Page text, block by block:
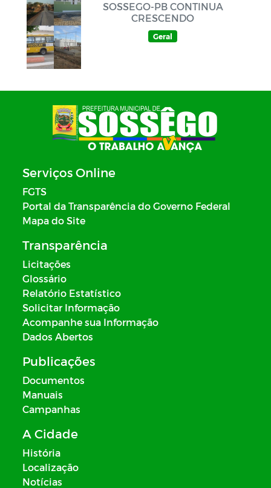
SOSSEGO-PB CONTINUA
CRESCENDO
Geral
Serviços Online
FGTS
Portal da Transparência do Governo Federal
Mapa do Site
Transparência
Licitações
Glossário
Relatório Estatístico
Solicitar Informação
Acompanhe sua Informação
Dados Abertos
Publicações
Documentos
Manuais
Campanhas
A Cidade
História
Localização
Notícias